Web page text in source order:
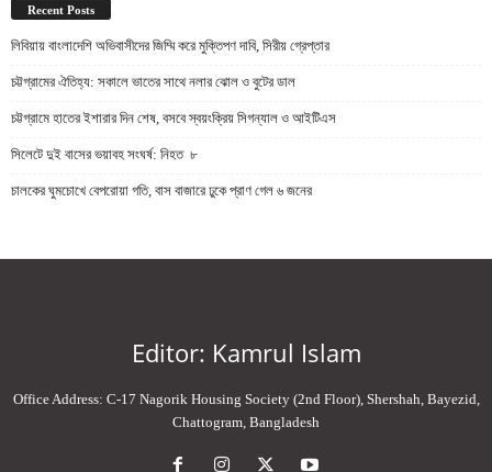
Recent Posts
লিবিয়ায় বাংলাদেশি অভিবাসীদের জিম্মি করে মুক্তিপণ দাবি, সিরীয় গ্রেপ্তার
চট্টগ্রামের ঐতিহ্য: সকালে ভাতের সাথে নলার ঝোল ও বুটের ডাল
চট্টগ্রামে হাতের ইশারার দিন শেষ, বসবে স্বয়ংক্রিয় সিগন্যাল ও আইটিএস
সিলেটে দুই বাসের ভয়াবহ সংঘর্ষ: নিহত ৮
চালকের ঘুমচোখে বেপরোয়া গতি, বাস বাজারে ঢুকে প্রাণ গেল ৬ জনের
Editor: Kamrul Islam
Office Address: C-17 Nagorik Housing Society (2nd Floor), Shershah, Bayezid,
Chattogram, Bangladesh